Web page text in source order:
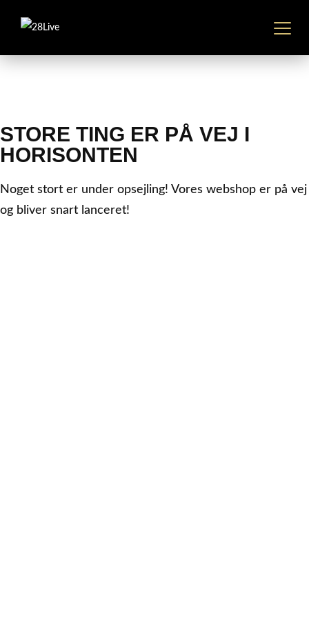
STORE TING ER PÅ VEJ I
HORISONTEN
Noget stort er under opsejling! Vores webshop er på vej
og bliver snart lanceret!